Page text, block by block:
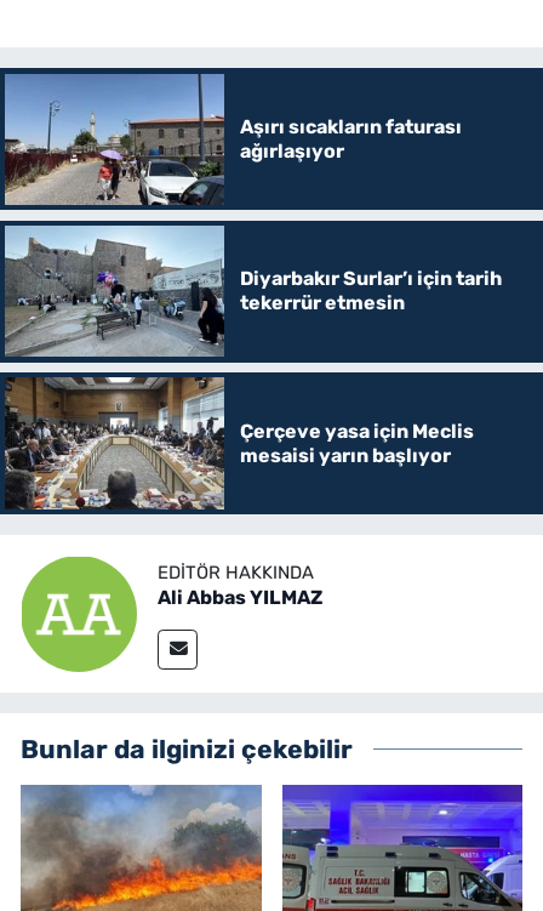
Aşırı sıcakların faturası
ağırlaşıyor
Diyarbakır Surlar’ı için tarih
tekerrür etmesin
Çerçeve yasa için Meclis
mesaisi yarın başlıyor
EDITÖR HAKKINDA
Ali Abbas YILMAZ
Bunlar da ilginizi çekebilir